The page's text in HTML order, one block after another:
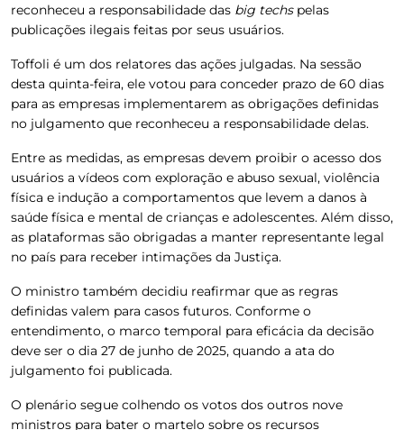
reconheceu a responsabilidade das big techspelas
publicações ilegais feitas por seus usuários.
Toffoli é um dos relatores das ações julgadas. Na sessão
desta quinta-feira, ele votou para conceder prazo de 60 dias
para as empresas implementarem as obrigações definidas
no julgamento que reconheceu a responsabilidade delas.
Entre as medidas, as empresas devem proibir o acesso dos
usuários a vídeos com exploração e abuso sexual, violência
física e indução a comportamentos que levem a danos à
saúde física e mental de crianças e adolescentes. Além disso,
as plataformas são obrigadas a manter representante legal
no país para receber intimações da Justiça.
O ministro também decidiu reafirmar que as regras
definidas valem para casos futuros. Conforme o
entendimento, o marco temporal para eficácia da decisão
deve ser o dia 27 de junho de 2025, quando a ata do
julgamento foi publicada.
O plenário segue colhendo os votos dos outros nove
ministros para bater o martelo sobre os recursos